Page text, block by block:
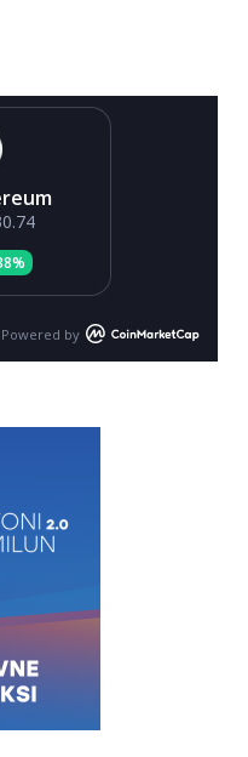
Powered by